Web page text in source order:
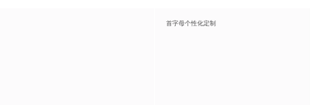
首字母个性化定制